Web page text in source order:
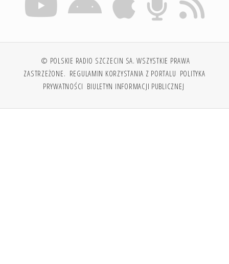
© POLSKIE RADIO SZCZECIN SA. WSZYSTKIE PRAWA
ZASTRZEŻONE. REGULAMIN KORZYSTANIA Z PORTALU POLITYKA
PRYWATNOŚCI BIULETYN INFORMACJI PUBLICZNEJ